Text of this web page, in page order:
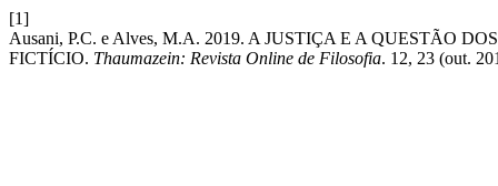
[1]
Ausani, P.C. e Alves, M.A. 2019. A JUSTIÇA E A QUESTÃO
FICTÍCIO. Thaumazein: Revista Online de Filosofia. 12, 23 (out.